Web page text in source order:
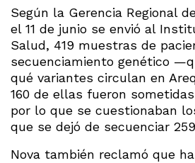
Según la Gerencia Regional
el 11 de junio se envió al
Salud, 419 muestras de
secuenciamiento genético
qué variantes circulan en
160 de ellas fueron
por lo que se cuestionaban
que se dejó de secuenciar
Nova también reclamó que